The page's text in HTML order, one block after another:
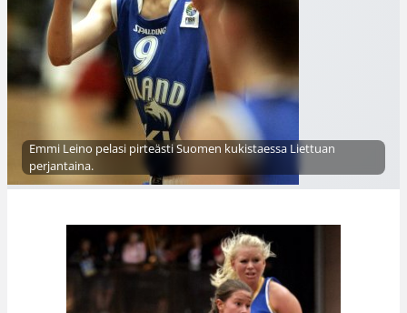
Emmi Leino pelasi pirteästi Suomen kukistaessa Liettuan
perjantaina.